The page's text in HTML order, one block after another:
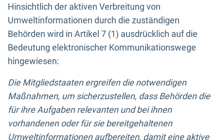
Hinsichtlich der aktiven Verbreitung von
Umweltinformationen durch die zuständigen
Behörden wird in Artikel 7 (1) ausdrücklich auf die
Bedeutung elektronischer Kommunikationswege
hingewiesen:
Die Mitgliedstaaten ergreifen die notwendigen
Maßnahmen, um sicherzustellen, dass Behörden die
für ihre Aufgaben relevanten und bei ihnen
vorhandenen oder für sie bereitgehaltenen
Umweltinformationen aufbereiten, damit eine aktive